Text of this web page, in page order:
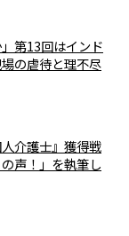
第13回はインド
の虐待と理不尽
介護士』獲得戦
声！」を執筆し